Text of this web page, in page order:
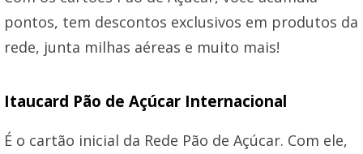
pontos, tem descontos exclusivos em produtos da
rede, junta milhas aéreas e muito mais!
Itaucard Pão de Açúcar Internacional
É o cartão inicial da Rede Pão de Açúcar. Com ele,